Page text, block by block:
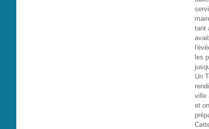
tant
les
Un
ville
et